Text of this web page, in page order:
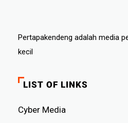
Pertapakendeng adalah media
kecil
LIST OF LINKS
Cyber ​​Media